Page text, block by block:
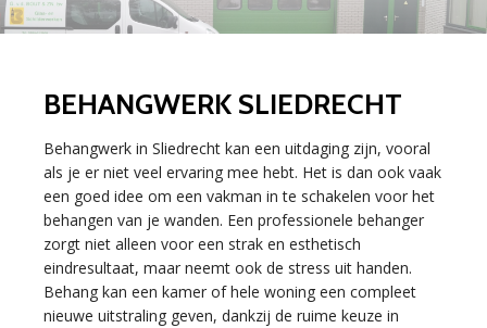
BEHANGWERK SLIEDRECHT
Behangwerk in Sliedrecht kan een uitdaging zijn, vooral
als je er niet veel ervaring mee hebt. Het is dan ook vaak
een goed idee om een vakman in te schakelen voor het
behangen van je wanden. Een professionele behanger
zorgt niet alleen voor een strak en esthetisch
eindresultaat, maar neemt ook de stress uit handen.
Behang kan een kamer of hele woning een compleet
nieuwe uitstraling geven, dankzij de ruime keuze in